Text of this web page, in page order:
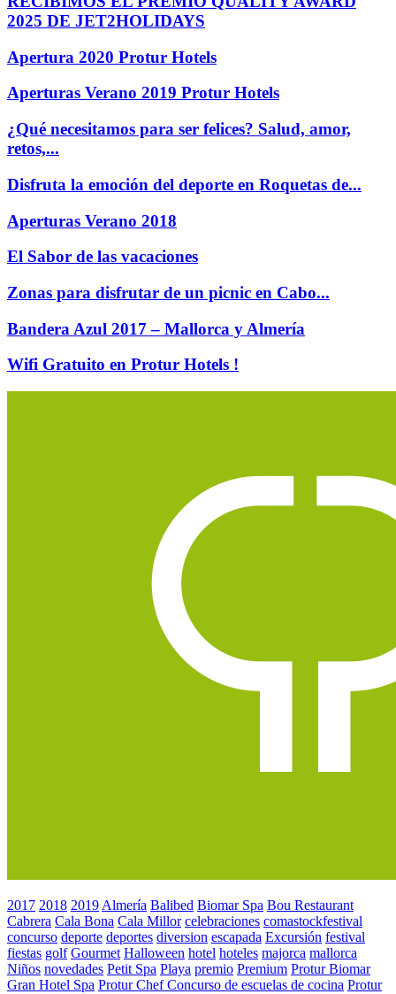
2025 DE JET2HOLIDAYS
Apertura 2020 Protur Hotels
Aperturas Verano 2019 Protur Hotels
¿Qué necesitamos para ser felices? Salud, amor,
retos,...
Disfruta la emoción del deporte en Roquetas de...
Aperturas Verano 2018
El Sabor de las vacaciones
Zonas para disfrutar de un picnic en Cabo...
Bandera Azul 2017 – Mallorca y Almería
Wifi Gratuito en Protur Hotels !
2017 2018 2019 Almería Balibed Biomar Spa Bou Restaurant
Cabrera Cala Bona Cala Millor celebraciones comastockfestival
concurso deporte deportes diversion escapada Excursión festival
fiestas golf Gourmet Halloween hotel hoteles majorca mallorca
Niños novedades Petit Spa Playa premio Premium Protur Biomar
Gran Hotel Spa Protur Chef Concurso de escuelas de cocina Protur